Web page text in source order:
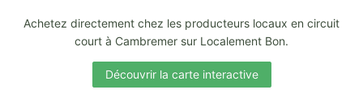
Achetez directement chez les producteurs locaux en circuit
court à Cambremer sur Localement Bon.
Découvrir la carte interactive